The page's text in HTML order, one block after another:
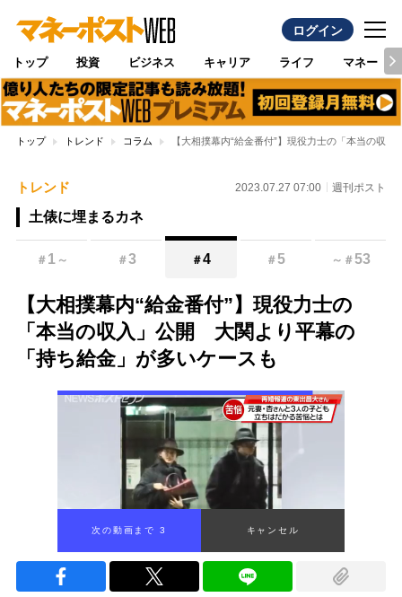
ログイン
トップ 投資 ビジネス キャリア ライフ マネー
トップ トレンド コラム 【大相撲幕内“給金番付”】現役力士の「本当の収
トレンド 2023.07.27 07:00 週刊ポスト
土俵に埋まるカネ
＃ 1 ～ ＃3 ＃4 ＃5 ～ ＃53
【大相撲幕内“給金番付”】現役力士の
「本当の収入」公開 大関より平幕の
「持ち給金」が多いケースも
次の動画まで 2 キャンセル